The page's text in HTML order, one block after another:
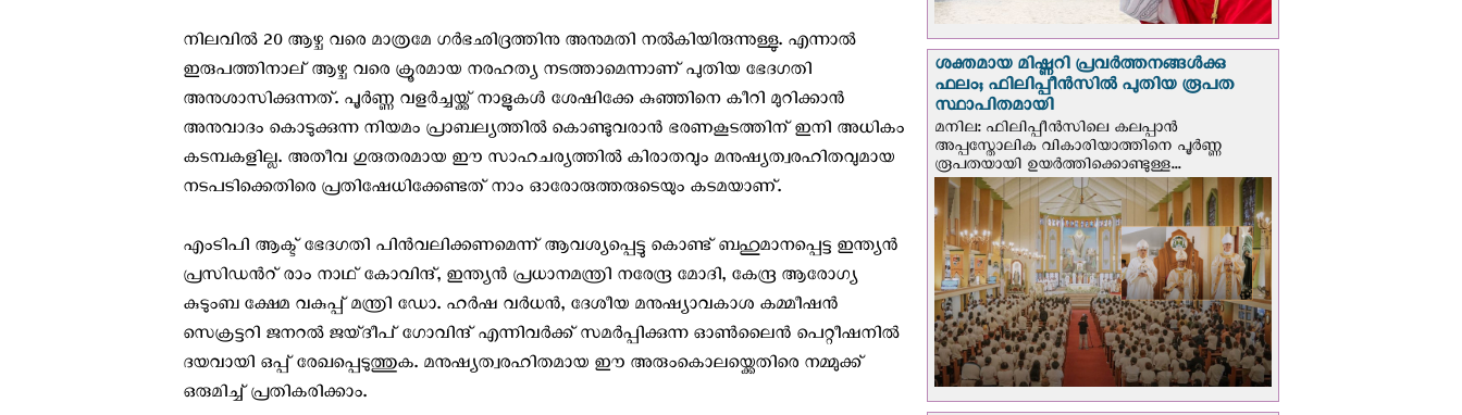
നിലവിൽ 20 ആഴ്ച വരെ മാത്രമേ ഗർഭഛിദ്രത്തിനു അനുമതി നൽകിയിരുന്നുള്ളു. എന്നാല്‍
ഇരുപത്തിനാല് ആഴ്ച വരെ ക്രൂരമായ നരഹത്യ നടത്താമെന്നാണ് പുതിയ ഭേദഗതി
അനുശാസിക്കുന്നത്. പൂര്‍ണ്ണ വളര്‍ച്ചയ്ക്ക് നാളുകള്‍ ശേഷിക്കേ കുഞ്ഞിനെ കീറി മുറിക്കാന്‍
അനുവാദം കൊടുക്കുന്ന നിയമം പ്രാബല്യത്തില്‍ കൊണ്ടുവരാന്‍ ഭരണകൂടത്തിന് ഇനി അധികം
കടമ്പകളില്ല. അതീവ ഗുരുതരമായ ഈ സാഹചര്യത്തില്‍ കിരാതവും മനുഷ്യത്വരഹിതവുമായ
നടപടിക്കെതിരെ പ്രതിഷേധിക്കേണ്ടത് നാം ഓരോരുത്തരുടെയും കടമയാണ്.
എം‌ടി‌പി ആക്ട് ഭേദഗതി പിന്‍വലിക്കണമെന്ന് ആവശ്യപ്പെട്ടു കൊണ്ട് ബഹുമാനപ്പെട്ട ഇന്ത്യന്‍
പ്രസിഡന്‍റ് രാം നാഥ് കോവിന്ദ്, ഇന്ത്യന്‍ പ്രധാനമന്ത്രി നരേന്ദ്ര മോദി, കേന്ദ്ര ആരോഗ്യ
കുടുംബ ക്ഷേമ വകുപ്പ് മന്ത്രി ഡോ. ഹര്‍ഷ വര്‍ധന്‍, ദേശീയ മനുഷ്യാവകാശ കമ്മീഷന്‍
സെക്രട്ടറി ജനറല്‍ ജയ്ദീപ് ഗോവിന്ദ് എന്നിവര്‍ക്ക് സമര്‍പ്പിക്കുന്ന ഓണ്‍ലൈന്‍ പെറ്റീഷനില്‍
ദയവായി ഒപ്പ് രേഖപ്പെടുത്തുക. മനുഷ്യത്വരഹിതമായ ഈ അരുംകൊലയ്ക്കെതിരെ നമ്മുക്ക്
ഒരുമിച്ച് പ്രതികരിക്കാം.
ശക്തമായ മിഷ്ണറി പ്രവർത്തനങ്ങൾക്കു
ഫലം; ഫിലിപ്പീൻസിൽ പുതിയ രൂപത
സ്ഥാപിതമായി
മനില: ഫിലിപ്പീൻസിലെ കലപ്പാൻ
അപ്പസ്തോലിക വികാരിയാത്തിനെ പൂർണ്ണ
രൂപതയായി ഉയർത്തിക്കൊണ്ടുള്ള...